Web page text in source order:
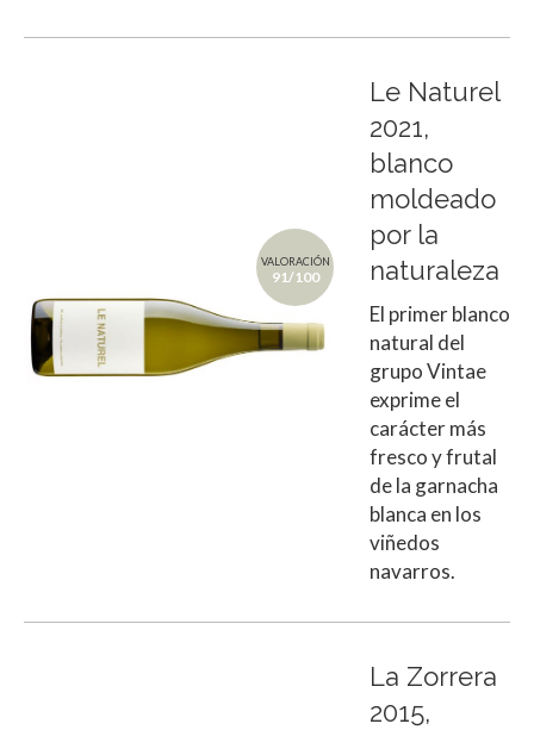
VALORACIÓN
91/100
Le Naturel
2021,
blanco
moldeado
por la
naturaleza
El primer blanco
natural del
grupo Vintae
exprime el
carácter más
fresco y frutal
de la garnacha
blanca en los
viñedos
navarros.
La Zorrera
2015,